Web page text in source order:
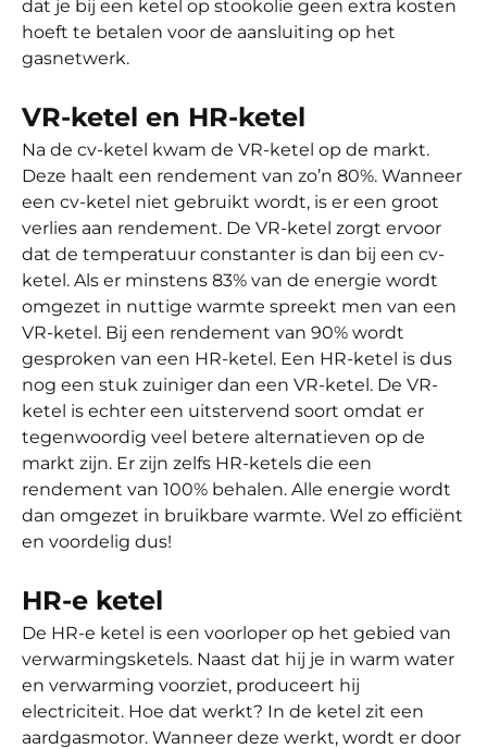
dat je bij een ketel op stookolie geen extra kosten
hoeft te betalen voor de aansluiting op het
gasnetwerk.
VR-ketel en HR-ketel
Na de cv-ketel kwam de VR-ketel op de markt.
Deze haalt een rendement van zo’n 80%. Wanneer
een cv-ketel niet gebruikt wordt, is er een groot
verlies aan rendement. De VR-ketel zorgt ervoor
dat de temperatuur constanter is dan bij een cv-
ketel. Als er minstens 83% van de energie wordt
omgezet in nuttige warmte spreekt men van een
VR-ketel. Bij een rendement van 90% wordt
gesproken van een HR-ketel. Een HR-ketel is dus
nog een stuk zuiniger dan een VR-ketel. De VR-
ketel is echter een uitstervend soort omdat er
tegenwoordig veel betere alternatieven op de
markt zijn. Er zijn zelfs HR-ketels die een
rendement van 100% behalen. Alle energie wordt
dan omgezet in bruikbare warmte. Wel zo efficiënt
en voordelig dus!
HR-e ketel
De HR-e ketel is een voorloper op het gebied van
verwarmingsketels. Naast dat hij je in warm water
en verwarming voorziet, produceert hij
electriciteit. Hoe dat werkt? In de ketel zit een
aardgasmotor. Wanneer deze werkt, wordt er door